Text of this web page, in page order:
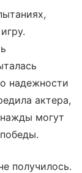
надежности
актера,
могут
получилось.